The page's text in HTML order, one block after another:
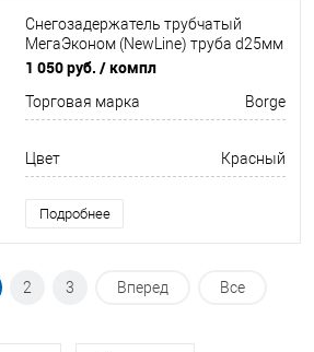
Снегозадержатель трубчатый
МегаЭконом (NewLine) труба d25мм
4 кронштейна
3000мм Borge
1 050 руб. / компл
Торговая марка Borge
Цвет Красный
Подробнее
2 3 Вперед Все